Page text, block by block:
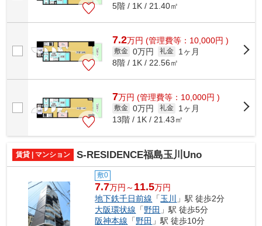
5階 / 1K / 21.40㎡
7.2万円 (管理費等：10,000円 )
敷金 0万円 礼金
1ヶ月
8階 / 1K / 22.56㎡
7万円 (管理費等：10,000円 )
敷金 0万円 礼金
1ヶ月
13階 / 1K / 21.43㎡
賃貸 | マンション S-RESIDENCE福島玉川Uno
敷0
7.7万円～ 11.5万円
地下鉄千日前線 「玉川
」駅 徒歩2分
大阪環状線 「野田 」駅 徒歩5分
阪神本線 「野田 」駅 徒歩10分